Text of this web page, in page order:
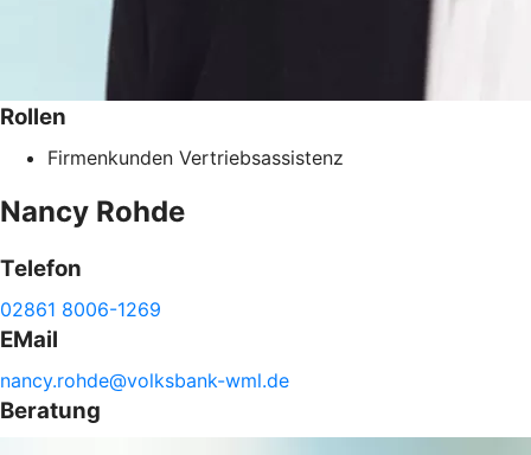
Rollen
Firmenkunden Vertriebsassistenz
Nancy Rohde
Telefon
02861 8006-1269
EMail
nancy.rohde@volksbank-wml.de
Beratung